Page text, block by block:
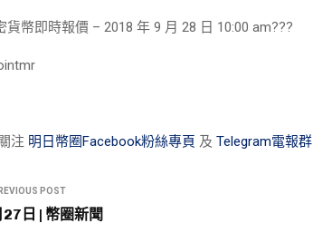
貨幣即時報價 – 2018 年 9 月 28 日 10:00 am???
注 明日幣圈Facebook粉絲專頁 及 Telegram電報群
POST
日 | 幣圈新聞